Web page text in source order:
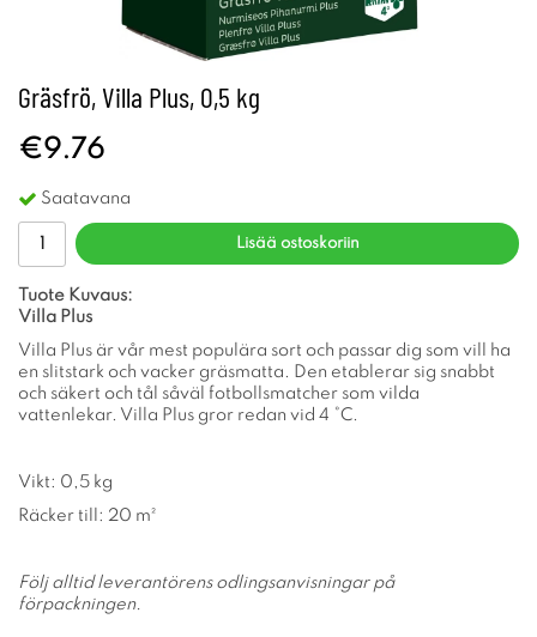
Gräsfrö, Villa Plus, 0,5 kg
€9.76
Saatavana
Lisää ostoskoriin
Tuote Kuvaus:
Villa Plus
Villa Plus är vår mest populära sort och passar dig som vill ha
en slitstark och vacker gräsmatta. Den etablerar sig snabbt
och säkert och tål såväl fotbollsmatcher som vilda
vattenlekar. Villa Plus gror redan vid 4 °C.
Vikt: 0,5 kg
Räcker till: 20 m²
Följ alltid leverantörens odlingsanvisningar på
förpackningen.